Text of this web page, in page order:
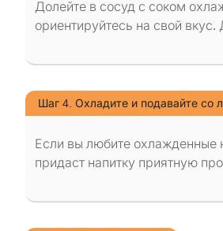
Долейте в сосуд с соком
ориентируйтесь на свой вкус.
Шаг 4. Охладите и подавайте со
Если вы любите охлажденные
придаст напитку приятную